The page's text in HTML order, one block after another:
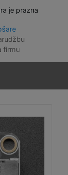
je prazna
firmu